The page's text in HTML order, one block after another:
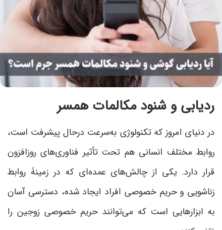
ردیابی و شنود مکالمات همسر
در دنیای امروز که تکنولوژی به‌سرعت درحال پیشرفت است،
روابط مختلف انسانی هم تحت تأثیر فناوری‌های روزافزون
قرار دارد. یکی از چالش‌های عمده‌ای که در زمینۀ روابط
زناشویی و حریم خصوصی افراد ایجاد شده، دسترسی آسان
به ابزارهایی است که می‌توانند حریم خصوصی زوجین را